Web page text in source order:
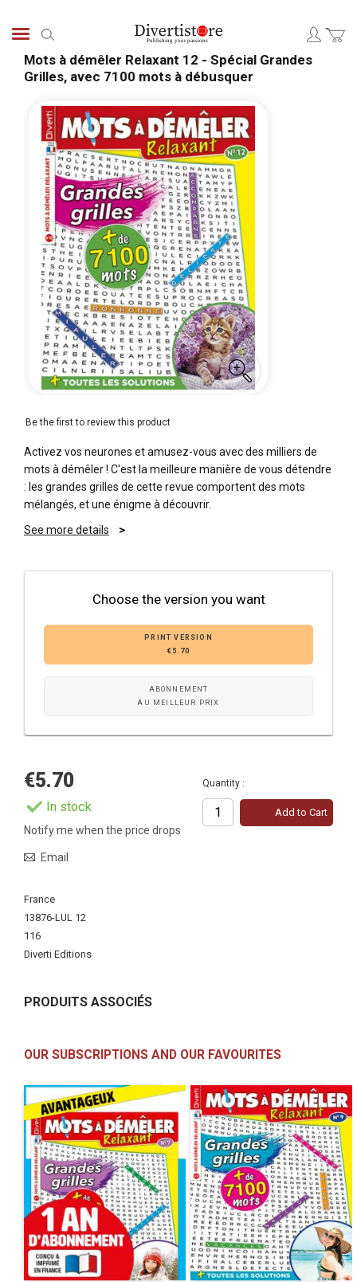
Mots à démêler Relaxant 12 - Spécial Grandes
Grilles, avec 7100 mots à débusquer
images
gallery
Be the first to review this product
Activez vos neurones et amusez-vous avec des milliers de
mots à démêler ! C'est la meilleure manière de vous détendre
: les grandes grilles de cette revue comportent des mots
mélangés, et une énigme à découvrir.
See more details
Choose the version you want
PRINT VERSION
€5.70
ABONNEMENT
AU MEILLEUR PRIX
€5.70
In stock
Quantity :
Add to Cart
Notify me when the price drops
Email
More
Information
France
13876-LUL 12
116
Diverti Editions
PRODUITS ASSOCIÉS
OUR SUBSCRIPTIONS AND OUR FAVOURITES